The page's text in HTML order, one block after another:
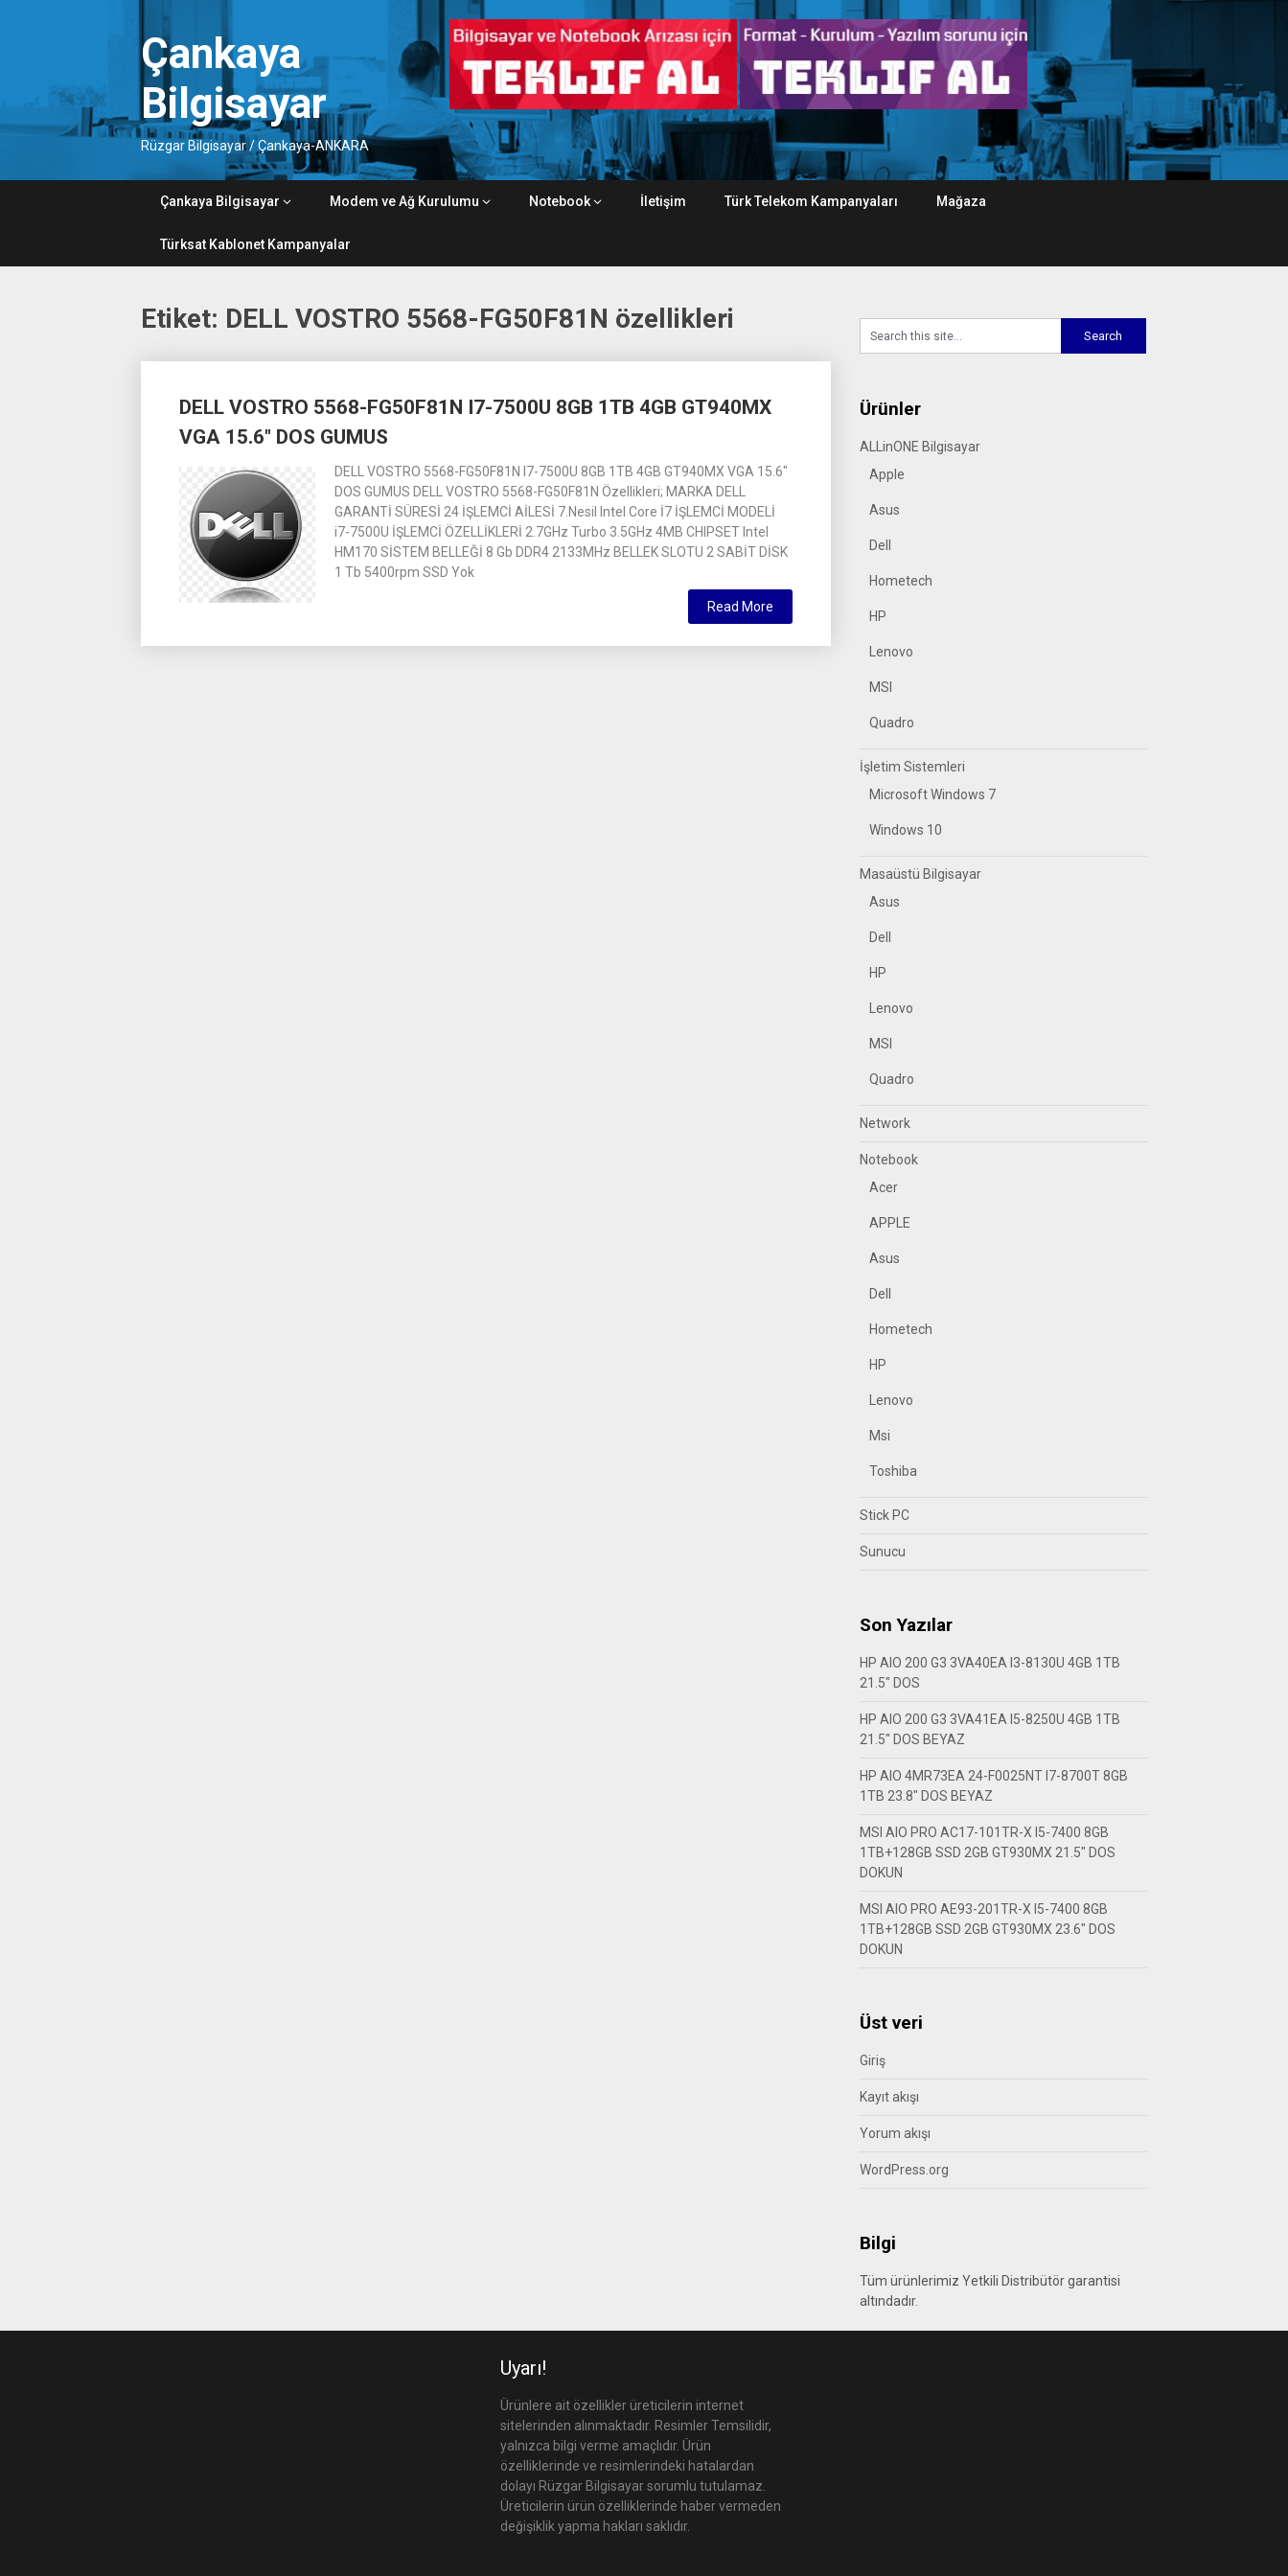
Çankaya
Bilgisayar
Rüzgar Bilgisayar / Çankaya-ANKARA
Çankaya Bilgisayar Modem ve Ağ Kurulumu Notebook İletişim Türk Telekom Kampanyaları Mağaza
Türksat Kablonet Kampanyalar
Etiket: DELL VOSTRO 5568-FG50F81N özellikleri
DELL VOSTRO 5568-FG50F81N I7-7500U 8GB 1TB 4GB GT940MX
VGA 15.6″ DOS GUMUS
DELL VOSTRO 5568-FG50F81N I7-7500U 8GB 1TB 4GB GT940MX VGA 15.6″
DOS GUMUS DELL VOSTRO 5568-FG50F81N Özellikleri; MARKA DELL
GARANTİ SÜRESİ 24 İŞLEMCİ AİLESİ 7.Nesil Intel Core İ7 İŞLEMCİ MODELİ
i7-7500U İŞLEMCİ ÖZELLİKLERİ 2.7GHz Turbo 3.5GHz 4MB CHIPSET Intel
HM170 SİSTEM BELLEĞİ 8 Gb DDR4 2133MHz BELLEK SLOTU 2 SABİT DİSK
1 Tb 5400rpm SSD Yok
Read More
navigation
Ürünler
ALLinONE Bilgisayar
Apple
Asus
Dell
Hometech
HP
Lenovo
MSI
Quadro
İşletim Sistemleri
Microsoft Windows 7
Windows 10
Masaüstü Bilgisayar
Asus
Dell
HP
Lenovo
MSI
Quadro
Network
Notebook
Acer
APPLE
Asus
Dell
Hometech
HP
Lenovo
Msi
Toshiba
Stick PC
Sunucu
Son Yazılar
HP AIO 200 G3 3VA40EA I3-8130U 4GB 1TB
21.5″ DOS
HP AIO 200 G3 3VA41EA I5-8250U 4GB 1TB
21.5″ DOS BEYAZ
HP AIO 4MR73EA 24-F0025NT I7-8700T 8GB
1TB 23.8″ DOS BEYAZ
MSI AIO PRO AC17-101TR-X I5-7400 8GB
1TB+128GB SSD 2GB GT930MX 21.5″ DOS
DOKUN
MSI AIO PRO AE93-201TR-X I5-7400 8GB
1TB+128GB SSD 2GB GT930MX 23.6″ DOS
DOKUN
Üst veri
Giriş
Kayıt akışı
Yorum akışı
WordPress.org
Bilgi
Tüm ürünlerimiz Yetkili Distribütör garantisi
altındadır.
Uyarı!
Ürünlere ait özellikler üreticilerin internet
sitelerinden alınmaktadır. Resimler Temsilidir,
yalnızca bilgi verme amaçlıdır. Ürün
özelliklerinde ve resimlerindeki hatalardan
dolayı Rüzgar Bilgisayar sorumlu tutulamaz.
Üreticilerin ürün özelliklerinde haber vermeden
değişiklik yapma hakları saklıdır.